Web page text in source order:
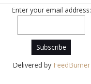
Enter your email address:
Delivered by FeedBurner